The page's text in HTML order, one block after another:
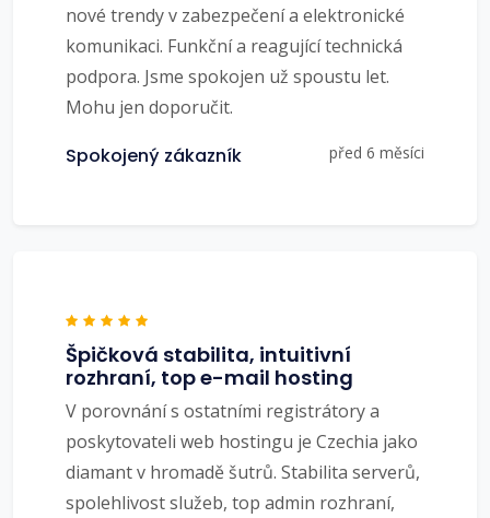
nové trendy v zabezpečení a elektronické
komunikaci. Funkční a reagující technická
podpora. Jsme spokojen už spoustu let.
Mohu jen doporučit.
Spokojený zákazník před 6 měsíci
Špičková stabilita, intuitivní
rozhraní, top e-mail hosting
V porovnání s ostatními registrátory a
poskytovateli web hostingu je Czechia jako
diamant v hromadě šutrů. Stabilita serverů,
spolehlivost služeb, top admin rozhraní,